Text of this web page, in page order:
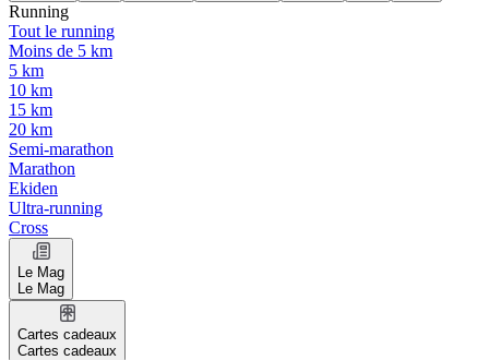
Running
Tout le running
Moins de 5 km
5 km
10 km
15 km
20 km
Semi-marathon
Marathon
Ekiden
Ultra-running
Cross
Le Mag
Le Mag
Cartes cadeaux
Cartes cadeaux